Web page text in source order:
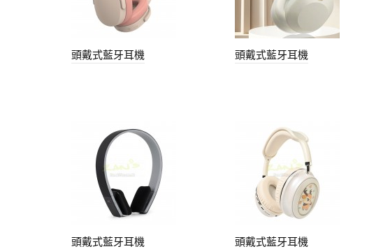
頭戴式藍牙耳機 頭戴式藍牙耳機
頭戴式藍牙耳機 頭戴式藍牙耳機